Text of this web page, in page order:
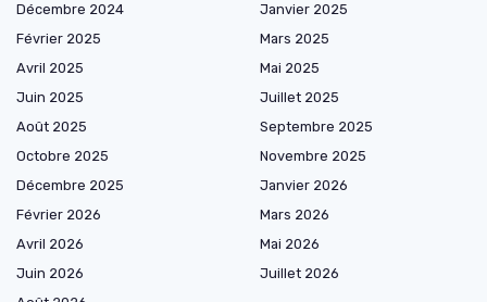
Décembre 2024
Janvier 2025
Février 2025
Mars 2025
Avril 2025
Mai 2025
Juin 2025
Juillet 2025
Août 2025
Septembre 2025
Octobre 2025
Novembre 2025
Décembre 2025
Janvier 2026
Février 2026
Mars 2026
Avril 2026
Mai 2026
Juin 2026
Juillet 2026